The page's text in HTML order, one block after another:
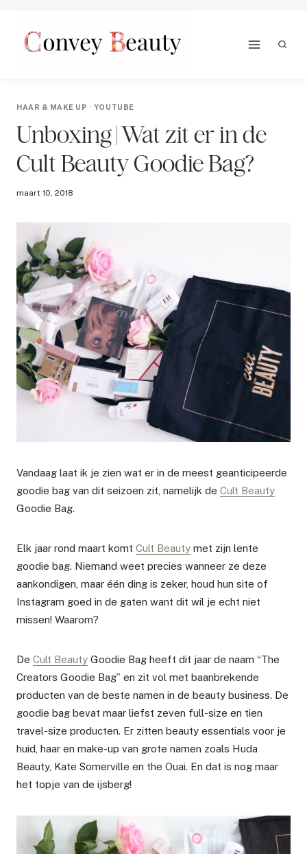
inhoud
HAAR & MAKE UP · YOUTUBE
Unboxing | Wat zit er in de
Cult Beauty Goodie Bag?
maart 10, 2018
Vandaag laat ik je zien wat er in de meest geanticipeerde
goodie bag van dit seizoen zit, namelijk de Cult Beauty
Goodie Bag.
Elk jaar rond maart komt Cult Beauty met zijn lente
goodie bag. Niemand weet precies wanneer ze deze
aankondigen, maar één ding is zeker, houd hun site of
Instagram goed in de gaten want dit wil je echt niet
missen! Waarom?
De Cult Beauty Goodie Bag heeft dit jaar de naam “The
Creators Goodie Bag” en zit vol met baanbrekende
producten van de beste namen in de beauty business. De
goodie bag bevat maar liefst zeven full-size en tien
travel-size producten. Er zitten beauty essentials voor je
huid, haar en make-up van grote namen zoals Huda
Beauty, Kate Somerville en the Ouai. En dat is nog maar
het topje van de ijsberg!